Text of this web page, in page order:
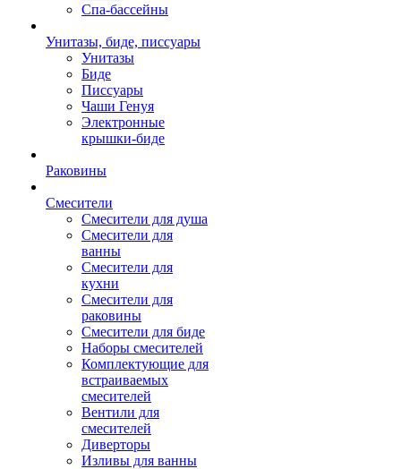
Спа-бассейны
Унитазы, биде, писсуары
Унитазы
Биде
Писсуары
Чаши Генуя
Электронные
крышки-биде
Раковины
Смесители
Смесители для душа
Смесители для
ванны
Смесители для
кухни
Смесители для
раковины
Смесители для биде
Наборы смесителей
Комплектующие для
встраиваемых
смесителей
Вентили для
смесителей
Диверторы
Изливы для ванны